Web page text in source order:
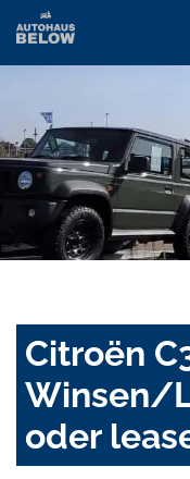
Citroën
Winsen/
oder